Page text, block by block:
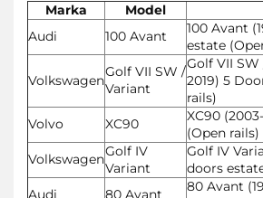
Marka
Model
Audi
100 Avant
100 Avant
estate
Volkswagen
Golf VII SW /
Variant
Golf VII SW
2019) 5
rails)
Volvo
XC90
XC90
(Open rails)
VolkswagenGolf IV
Variant
Golf IV
doors
Audi
80 Avant
80 Avant